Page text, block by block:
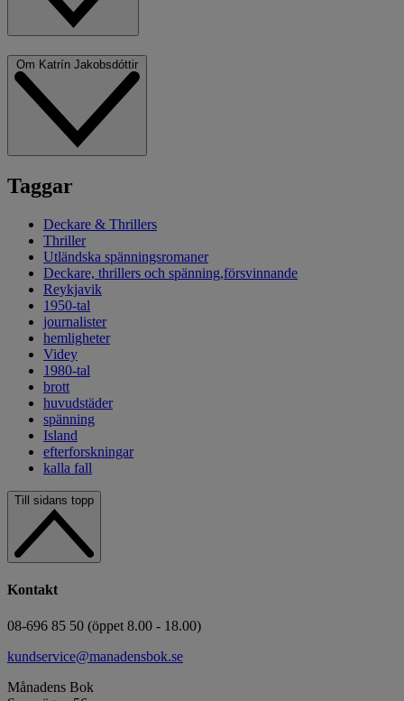
Taggar
Deckare & Thrillers
Thriller
Utländska spänningsromaner
Deckare, thrillers och spänning,försvinnande
Reykjavik
1950-tal
journalister
hemligheter
Videy
1980-tal
brott
huvudstäder
spänning
Island
efterforskningar
kalla fall
Till sidans topp
Kontakt
08-696 85 50 (öppet 8.00 - 18.00)
kundservice@manadensbok.se
Månadens Bok